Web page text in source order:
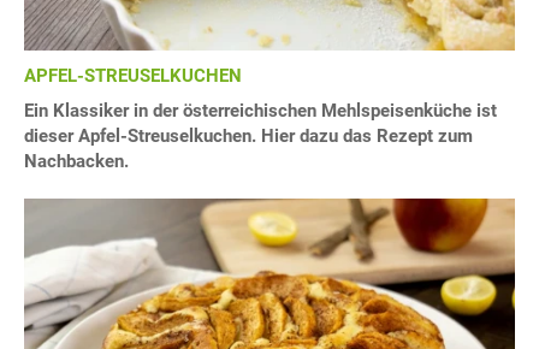
APFEL-STREUSELKUCHEN
Ein Klassiker in der österreichischen Mehlspeisenküche ist
dieser Apfel-Streuselkuchen. Hier dazu das Rezept zum
Nachbacken.